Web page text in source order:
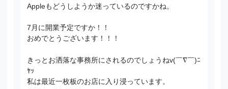
Appleもどうしようか迷っているのですかね。
7月に開業予定ですか！！
おめでとうございます！！！
きっとお洒落な事務所にされるのでしょうねv(￣∇￣)ﾆ
ﾔｯ
私は最近一枚板のお店に入り浸っています。